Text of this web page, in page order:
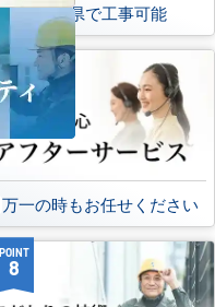
47都道府県で工事可能
POINT
6
万一の時もお任せください
POINT
8